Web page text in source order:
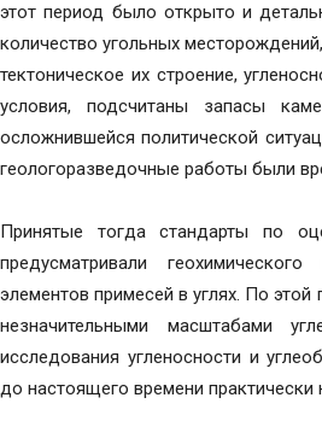
этот период было открыто и
количество угольных
тектоническое их строение,
условия, подсчитаны запасы
осложнившейся политической
геологоразведочные работы были
Принятые тогда стандарты по
предусматривали
элементов примесей в углях. По этой
незначительными масштабами
исследования угленосности и
до настоящего времени практически